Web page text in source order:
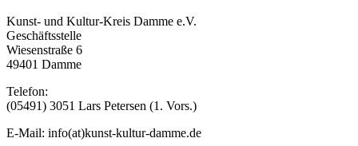
Kunst- und Kultur-Kreis Damme e.V.
Geschäftsstelle
Wiesenstraße 6
49401 Damme
Telefon:
(05491) 3051 Lars Petersen (1. Vors.)
E-Mail: info(at)kunst-kultur-damme.de